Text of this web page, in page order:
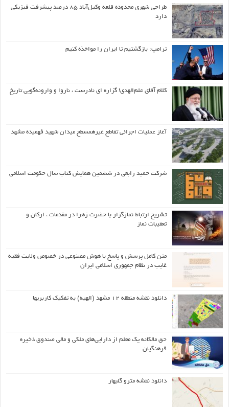
طراحی شهری محدوده قلعه وکیل‌آباد ۸۵ درصد پیشرفت فیزیکی
دارد
ترامپ: بازگشتیم تا ایران را مواخذه کنیم
کلام آقای علم‌الهدی! گزاره ای نادرست ، ناروا و وارونه‌گویی تاریخ
آغاز عملیات اجرائی تقاطع غیرهمسطح میدان شهید فهمیده مشهد
شرکت حمید رابعی در ششمین همایش کتاب سال حکومت اسلامی
تشریح ارتباط نمازگزار با حضرت زهرا در مقدمات ، ارکان و
تعقیبات نماز
متن کامل پرسش و پاسخ با هوش مصنوعی در خصوص ولایت فقیه
غایب در نظام جمهوری اسلامی ایران
دانلود نقشه منطقه ۱۲ مشهد (الهیه) به تفکیک کاربریها
حق مالکانه یک معلم از دارایی‌های ملکی و مالی صندوق ذخیره
فرهنگیان
دانلود نقشه مترو گلبهار